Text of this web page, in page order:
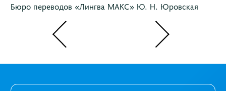
Бюро переводов «Лингва МАКС» Ю. Н. Юровская